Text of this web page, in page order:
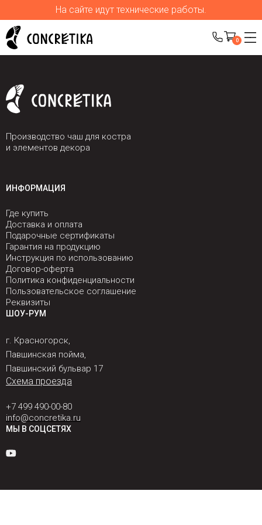
На сайте идут технические работы.
0
Производство чаш для костра
и элементов декора
ИНФОРМАЦИЯ
Где купить
Доставка и оплата
Подарочные сертификаты
Гарантия на продукцию
Инструкция по использованию
Договор-оферта
Политика конфиденциальности
Пользовательское соглашение
Реквизиты
ШОУ-РУМ
г. Красногорск,
Павшинская пойма,
Павшинский бульвар 17
Схема проезда
+7 499 490-00-80
info@concretika.ru
МЫ В СОЦСЕТЯХ